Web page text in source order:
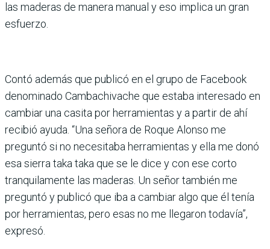
las maderas de manera manual y eso implica un gran
esfuerzo.
Contó además que publicó en el grupo de Facebook
denominado Cambachivache que estaba interesado en
cambiar una casita por herramientas y a partir de ahí
recibió ayuda. “Una señora de Roque Alonso me
preguntó si no necesitaba herramientas y ella me donó
esa sierra taka taka que se le dice y con ese corto
tranquilamente las maderas. Un señor también me
preguntó y publicó que iba a cambiar algo que él tenía
por herramientas, pero esas no me llegaron todavía”,
expresó.